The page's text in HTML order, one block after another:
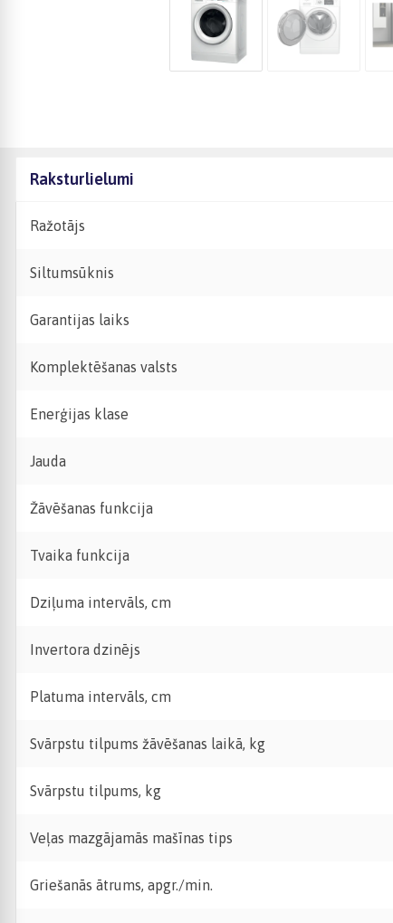
Raksturlielumi
Ražotājs
Siltumsūknis
Garantijas laiks
Komplektēšanas valsts
Enerģijas klase
Jauda
Žāvēšanas funkcija
Tvaika funkcija
Dziļuma intervāls, cm
Invertora dzinējs
Platuma intervāls, cm
Svārpstu tilpums žāvēšanas laikā, kg
Svārpstu tilpums, kg
Veļas mazgājamās mašīnas tips
Griešanās ātrums, apgr./min.